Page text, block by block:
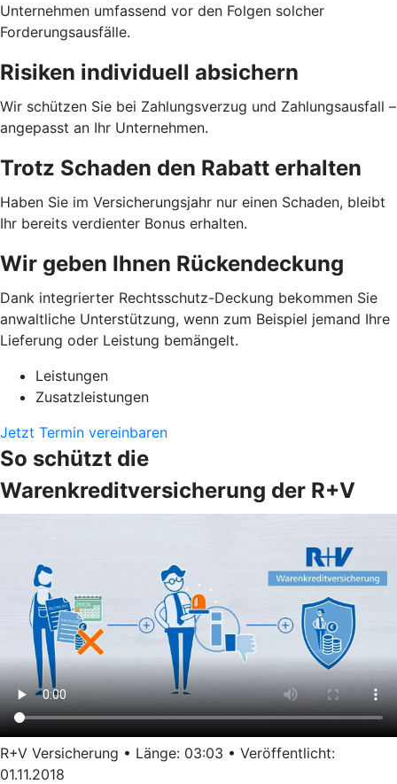
Unternehmen umfassend vor den Folgen solcher
Forderungsausfälle.
Risiken individuell absichern
Wir schützen Sie bei Zahlungsverzug und Zahlungsausfall –
angepasst an Ihr Unternehmen.
Trotz Schaden den Rabatt erhalten
Haben Sie im Versicherungsjahr nur einen Schaden, bleibt
Ihr bereits verdienter Bonus erhalten.
Wir geben Ihnen Rückendeckung
Dank integrierter Rechtsschutz-Deckung bekommen Sie
anwaltliche Unterstützung, wenn zum Beispiel jemand Ihre
Lieferung oder Leistung bemängelt.
Leistungen
Zusatzleistungen
Jetzt Termin vereinbaren
So schützt die
Warenkreditversicherung der R+V
R+V Versicherung • Länge: 03:03 • Veröffentlicht:
01.11.2018